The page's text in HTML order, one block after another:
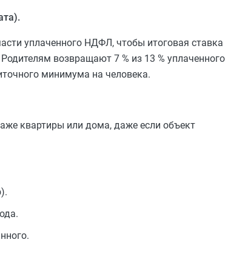
уплаченного НДФЛ, чтобы итоговая ставка
возвращают 7 % из 13 % уплаченного
минимума на человека.
квартиры или дома, даже если объект